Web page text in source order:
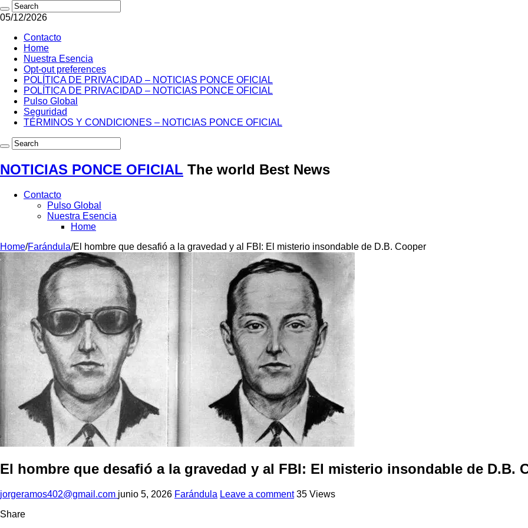
05/12/2026
Contacto
Home
Nuestra Esencia
Opt-out preferences
POLÍTICA DE PRIVACIDAD – NOTICIAS PONCE OFICIAL
POLÍTICA DE PRIVACIDAD – NOTICIAS PONCE OFICIAL
Pulso Global
Seguridad
TÉRMINOS Y CONDICIONES – NOTICIAS PONCE OFICIAL
NOTICIAS PONCE OFICIAL The world Best News
Contacto
Pulso Global
Nuestra Esencia
Home
Home/Farándula/El hombre que desafió a la gravedad y al FBI: El misterio insondable de D.B. Cooper
El hombre que desafió a la gravedad y al FBI: El misterio insondable de D.B.
jorgeramos402@gmail.com junio 5, 2026 Farándula Leave a comment 35 Views
Share